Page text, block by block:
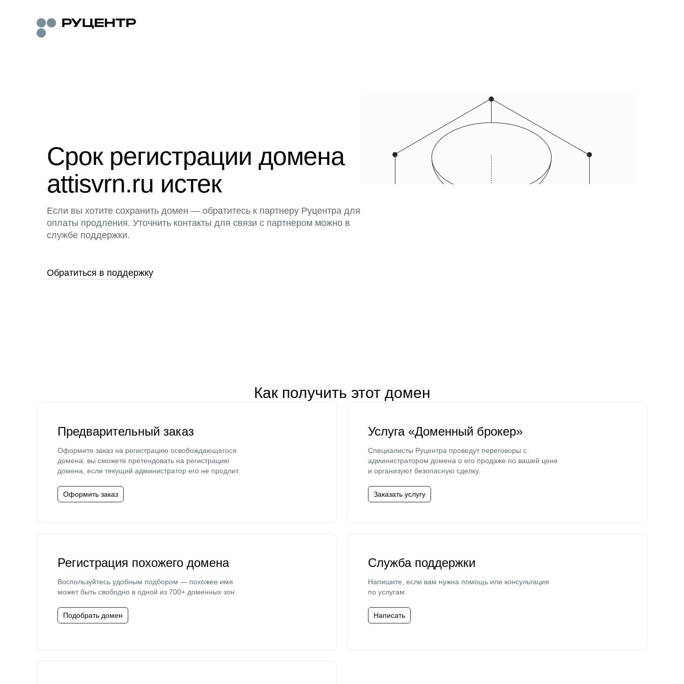
Срок регистрации домена
attisvrn.ru истек
Если вы хотите сохранить домен — обратитесь к партнеру Руцентра для
оплаты продления. Уточнить контакты для связи с партнером можно в
службе поддержки.
Обратиться в поддержку
Как получить этот домен
Предварительный заказ
Оформите заказ на регистрацию освобождающегося
домена: вы сможете претендовать на регистрацию
домена, если текущий администратор его не продлит.
Оформить заказ
Услуга «Доменный брокер»
Специалисты Руцентра проведут переговоры с
администратором домена о его продаже по вашей цене
и организуют безопасную сделку.
Заказать услугу
Регистрация похожего домена
Воспользуйтесь удобным подбором — похожее имя
может быть свободно в одной из 700+ доменных зон.
Подобрать домен
Служба поддержки
Напишите, если вам нужна помощь или консультация
по услугам.
Написать